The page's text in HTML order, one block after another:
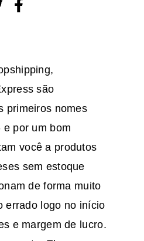
são
primeiros nomes
por um bom
você a produtos
sem estoque
de forma muito
errado logo no início
e margem de lucro.